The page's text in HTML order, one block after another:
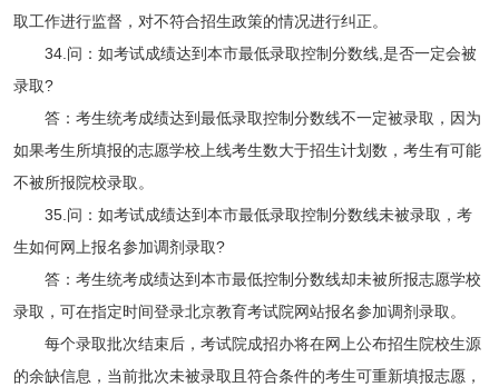
取工作进行监督，对不符合招生政策的情况进行纠正。
34.问：如考试成绩达到本市最低录取控制分数线,是否一定会被
录取?
答：考生统考成绩达到最低录取控制分数线不一定被录取，因为
如果考生所填报的志愿学校上线考生数大于招生计划数，考生有可能
不被所报院校录取。
35.问：如考试成绩达到本市最低录取控制分数线未被录取，考
生如何网上报名参加调剂录取?
答：考生统考成绩达到本市最低控制分数线却未被所报志愿学校
录取，可在指定时间登录北京教育考试院网站报名参加调剂录取。
每个录取批次结束后，考试院成招办将在网上公布招生院校生源
的余缺信息，当前批次未被录取且符合条件的考生可重新填报志愿，